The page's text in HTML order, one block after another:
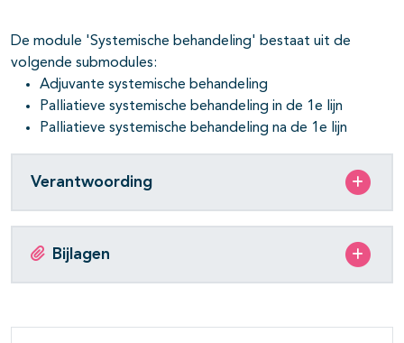
De module 'Systemische behandeling' bestaat uit de
volgende submodules:
Adjuvante systemische behandeling
Palliatieve systemische behandeling in de 1e lijn
Palliatieve systemische behandeling na de 1e lijn
Verantwoording
Bijlagen